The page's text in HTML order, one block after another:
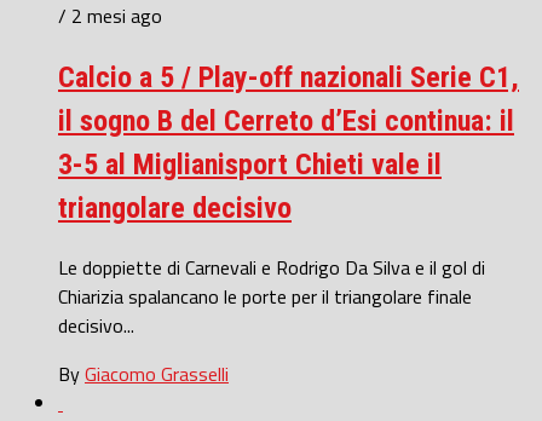
/ 2 mesi ago
Calcio a 5 / Play-off nazionali Serie C1,
il sogno B del Cerreto d’Esi continua: il
3-5 al Miglianisport Chieti vale il
triangolare decisivo
Le doppiette di Carnevali e Rodrigo Da Silva e il gol di
Chiarizia spalancano le porte per il triangolare finale
decisivo...
ByGiacomo Grasselli